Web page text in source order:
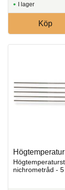
I lager
Köp
nichrometråd -